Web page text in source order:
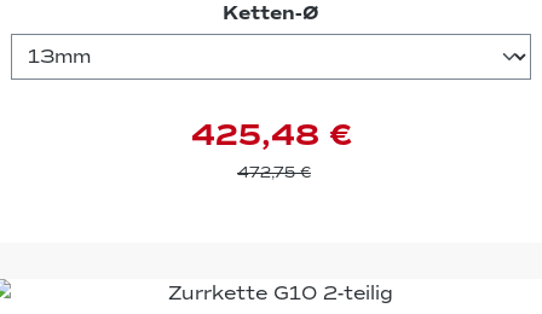
Ketten-Ø
425,48 €
472,75 €